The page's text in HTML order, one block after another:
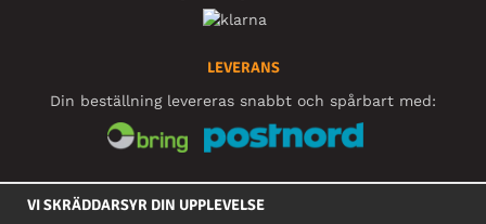
LEVERANS
Din beställning levereras snabbt och spårbart med:
SOCIALA MEDIER
VI SKRÄDDARSYR DIN UPPLEVELSE